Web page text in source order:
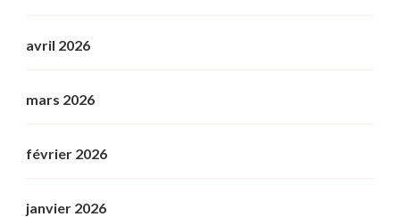
avril 2026
mars 2026
février 2026
janvier 2026